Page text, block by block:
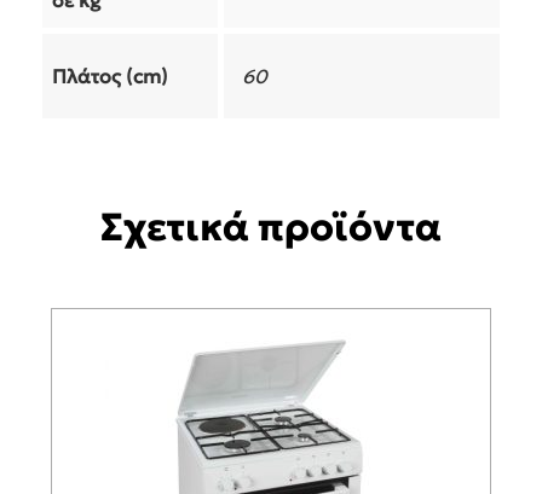
Πλάτος (cm) 60
Σχετικά προϊόντα